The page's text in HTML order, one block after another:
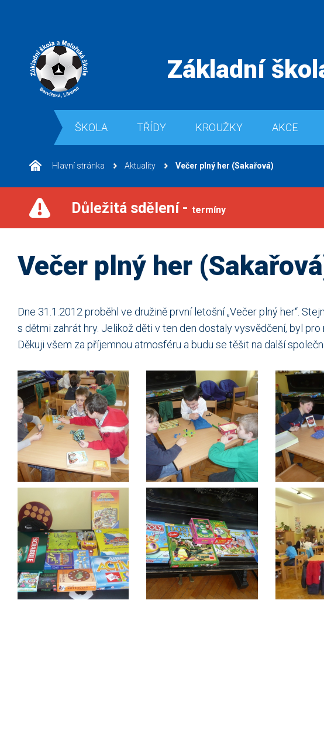
Základní
ŠKOLA TŘÍDY KROUŽKY AKCE
Hlavní stránka Aktuality Večer plný her (Sakařová)
Důležitá sdělení - termíny
Večer plný her
Dne 31.1.2012 proběhl ve družině první letošní „Večer plný her“.
s dětmi zahrát hry. Jelikož děti v ten den dostaly vysvědčení, byl pro
Děkuji všem za příjemnou atmosféru a budu se těšit na další